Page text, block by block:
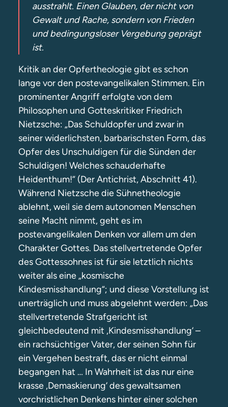
ausstrahlt. Einen Glauben, der nicht von
Gewalt und Rache, sondern von Frieden
und bedingungsloser Vergebung geprägt
ist.
Kritik an der Opfertheologie gibt es schon
lange vor den postevangelikalen Stimmen. Ein
prominenter Angriff erfolgte von dem
Philosophen und Gotteskritiker Friedrich
Nietzsche: „Das Schuldopfer und zwar in
seiner widerlichsten, barbarischsten Form, das
Opfer des Unschuldigen für die Sünden der
Schuldigen! Welches schauderhafte
Heidenthum!“ (Der Antichrist, Abschnitt 41).
Während Nietzsche die Sühnetheologie
ablehnt, weil sie dem autonomen Menschen
seine Macht nimmt, geht es im
postevangelikalen Denken vor allem um den
Charakter Gottes. Das stellvertretende Opfer
des Gottessohnes ist für sie letztlich nichts
weiter als eine „kosmische
Kindesmisshandlung“; und diese Vorstellung ist
unerträglich und muss abgelehnt werden: „Das
stellvertretende Strafgericht ist
gleichbedeutend mit ‚Kindesmisshandlung‘ –
ein rachsüchtiger Vater, der seinen Sohn für
ein Vergehen bestraft, das er nicht einmal
begangen hat … In Wahrheit ist das nur eine
krasse ‚Demaskierung‘ des gewaltsamen
vorchristlichen Denkens hinter einer solchen